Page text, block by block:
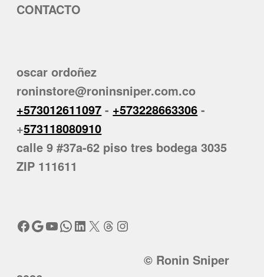
CONTACTO
oscar ordoñez
roninstore@roninsniper.com.co
+573012611097 - +573228663306 -
+573118080910
calle 9 #37a-62 piso tres bodega 3035
ZIP 111611
Facebook
Google
YouTube
WhatsApp
LinkedIn
X Threads
Instagram
© Ronin Sniper